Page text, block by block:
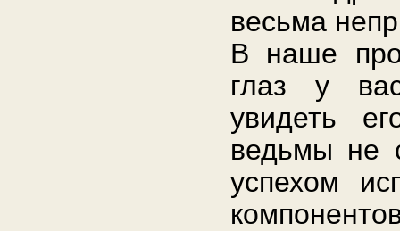
весьма
В наше
глаз у
увидеть
ведьмы не
успехом